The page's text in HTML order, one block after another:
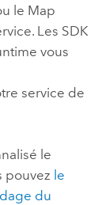
le Map
Les SDK
vous
service de
le
pouvez le
du